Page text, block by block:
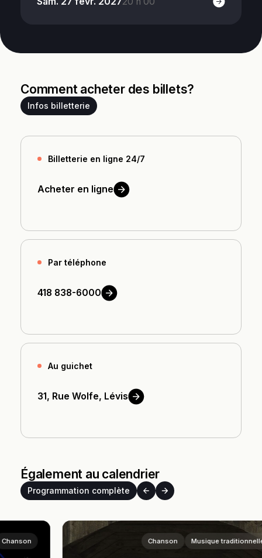
Comment acheter des billets?
Infos billetterie
Billetterie en ligne 24/7
Acheter en ligne
Par téléphone
418 838-6000
Au guichet
31, Rue Wolfe, Lévis
Également au calendrier
Programmation complète
Musique traditionnelle